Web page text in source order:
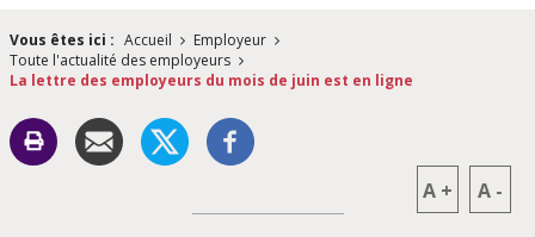
Vous êtes ici : Accueil
Employeur
Toute l'actualité des employeurs
La lettre des employeurs du mois de juin est en ligne
A + A -